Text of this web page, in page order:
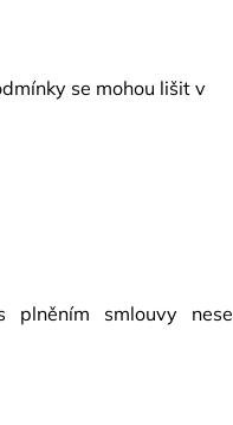
se mohou lišit v
plněním smlouvy nese